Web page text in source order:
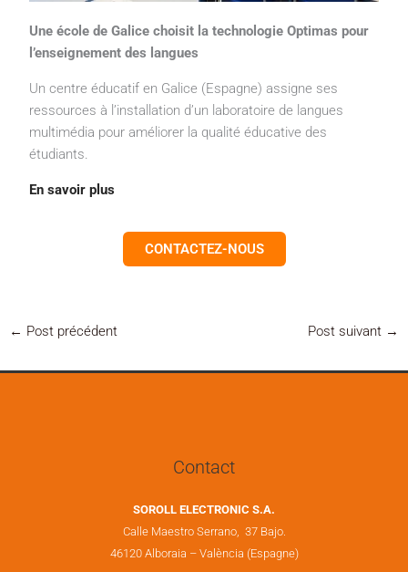
Une école de Galice choisit la technologie Optimas pour
l’enseignement des langues
Un centre éducatif en Galice (Espagne) assigne ses
ressources à l’installation d’un laboratoire de langues
multimédia pour améliorer la qualité éducative des
étudiants.
En savoir plus
CONTACTEZ-NOUS
← Post précédent Post suivant →
Contact
SOROLL ELECTRONIC S.A.
Calle Maestro Serrano, 37 Bajo.
46120 Alboraia – València (Espagne)